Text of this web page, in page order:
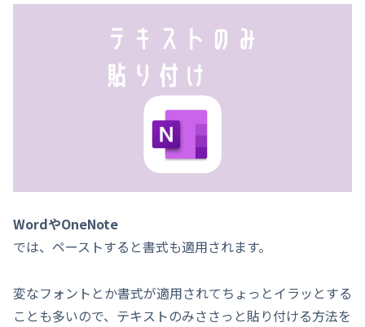
WordやOneNote
では、ペーストすると書式も適用されます。
変なフォントとか書式が適用されてちょっとイラッとする
ことも多いので、テキストのみささっと貼り付ける方法を